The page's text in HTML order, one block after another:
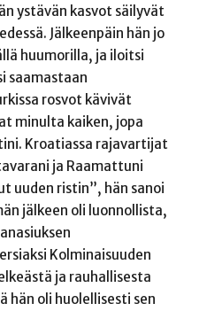
ystävän kasvot säilyvät
Jälkeenpäin hän jo
huumorilla, ja iloitsi
saamastaan
rosvot kävivät
minulta kaiken, jopa
Kroatiassa rajavartijat
ja Raamattuni
uuden ristin”, hän sanoi
jälkeen oli luonnollista,
Kolminaisuuden
ja rauhallisesta
hän oli huolellisesti sen